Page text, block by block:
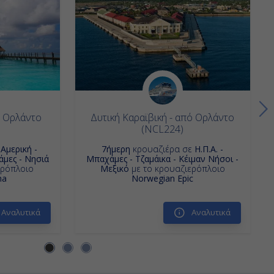
Ορλάντο
Αμερική -
- Νησιά
Δυτική Καραϊβική - από Ορλάντο
(NCL224)
7ήμερη κρουαζιέρα σε Η.Π.Α. -
Μπαχάμες - Τζαμάικα - Κέιμαν Νήσοι -
Μεξικό με το κρουαζιερόπλοιο
Norwegian Epic
Αναλυτικά